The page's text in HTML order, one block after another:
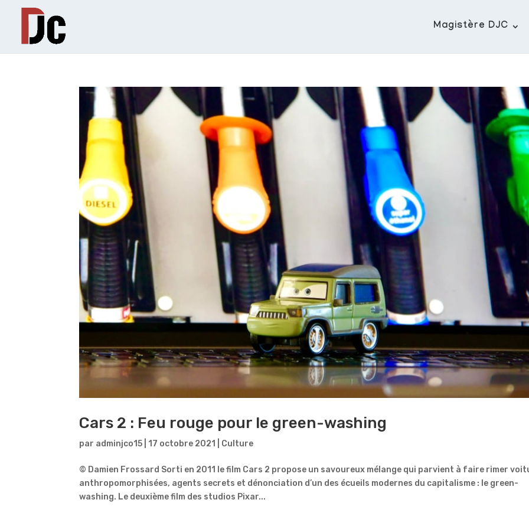
Magistère DJC
Cars 2 : Feu rouge pour le green-washing
par adminjco15 17 octobre 2021 Culture
© Damien Frossard Sorti en 2011 le film Cars 2 propose un savoureux mélange qui parvient à faire rimer
anthropomorphisées, agents secrets et dénonciation d’un des écueils modernes du capitalisme : le green-
washing. Le deuxième film des studios Pixar...